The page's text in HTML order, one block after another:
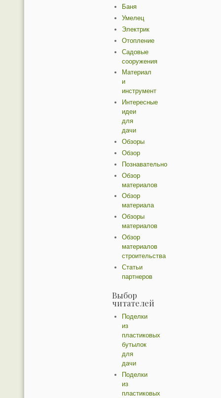
Баня
Умелец
Электрик
Отопление
Садовые
сооружения
Материал
и
инструмент
Интересные
идеи
для
дачи
Обзоры
Обзор
Познавательно
Обзор
материалов
Обзор
материала
Обзоры
материалов
Обзор
материалов
строительства
Статьи
партнеров
Выбор
читателей
Поделки
из
пластиковых
бутылок
для
дачи
Поделки
из
пластиковых